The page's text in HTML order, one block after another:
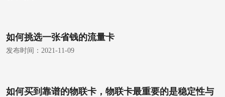
如何挑选一张省钱的流量卡
发布时间： 2021-11-09
如何买到靠谱的物联卡，物联卡最重要的是稳定性与